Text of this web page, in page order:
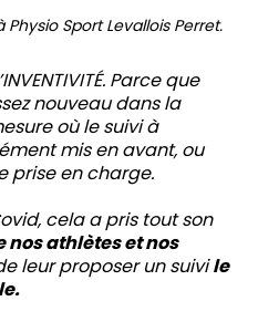
Sport Levallois Perret.
Parce que
nouveau dans la
où le suivi à
mis en avant, ou
prise en charge.
cela a pris tout son
athlètes et nos
leur proposer un suivile